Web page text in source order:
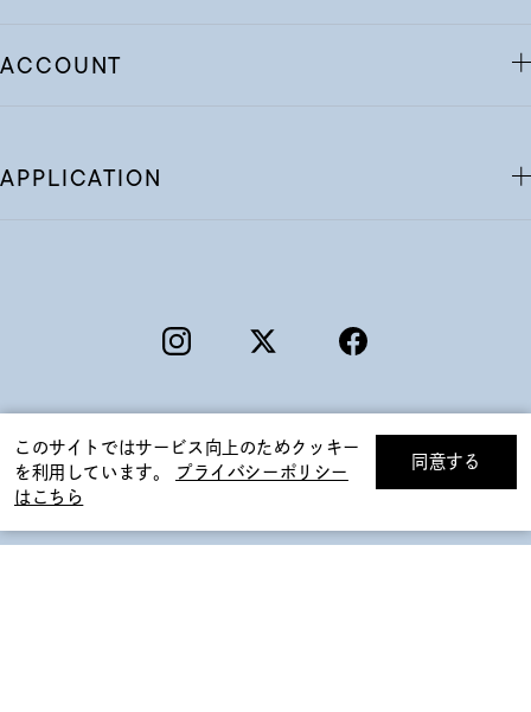
絞り込んで検索する
ACCOUNT
APPLICATION
このサイトではサービス向上のためクッキー
を利用しています。
プライバシーポリシー
はこちら
同意する